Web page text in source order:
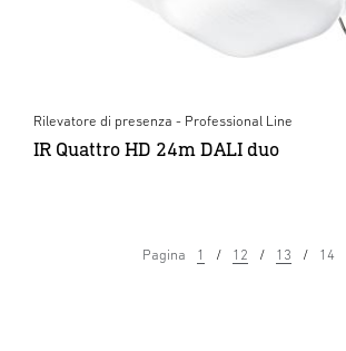
Rilevatore di presenza - Professional Line
IR Quattro HD 24m DALI duo
Pagina 1 12 13 14